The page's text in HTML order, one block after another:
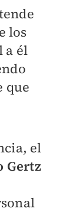
los
a él
que
el
Gertz